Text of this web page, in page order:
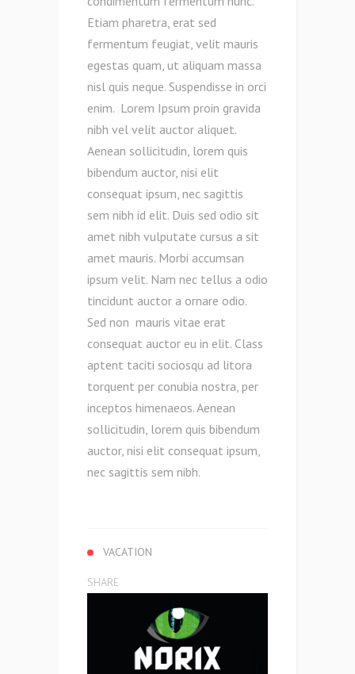
Etiam pharetra, erat sed
fermentum feugiat, velit mauris
egestas quam, ut aliquam massa
nisl quis neque. Suspendisse in orci
enim. Lorem Ipsum proin gravida
nibh vel velit auctor aliquet.
Aenean sollicitudin, lorem quis
bibendum auctor, nisi elit
consequat ipsum, nec sagittis
sem nibh id elit. Duis sed odio sit
amet nibh vulputate cursus a sit
amet mauris. Morbi accumsan
ipsum velit. Nam nec tellus a odio
tincidunt auctor a ornare odio.
Sed non mauris vitae erat
consequat auctor eu in elit. Class
aptent taciti sociosqu ad litora
torquent per conubia nostra, per
inceptos himenaeos. Aenean
sollicitudin, lorem quis bibendum
auctor, nisi elit consequat ipsum,
nec sagittis sem nibh.
VACATION
SHARE